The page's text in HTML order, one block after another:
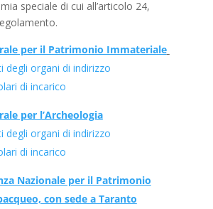
speciale di cui all’articolo 24,
per il Patrimonio Immateriale
degli organi di indirizzo
di incarico
per l’Archeologia
degli organi di indirizzo
di incarico
Nazionale per il Patrimonio
con sede a Taranto